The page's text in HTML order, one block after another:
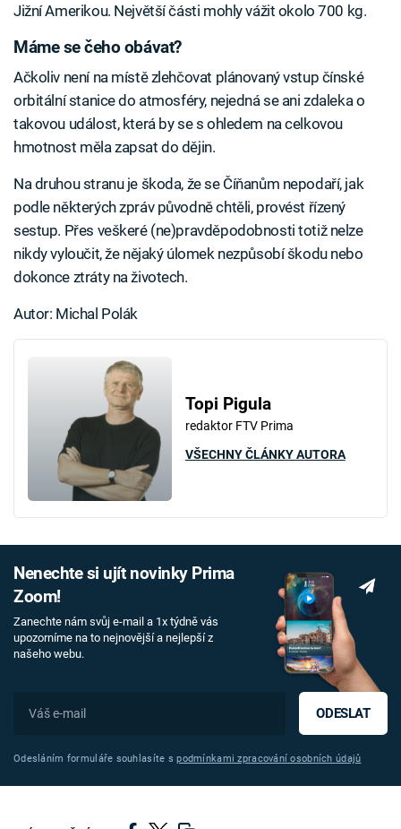
Jižní Amerikou. Největší části mohly vážit okolo 700 kg.
Máme se čeho obávat?
Ačkoliv není na místě zlehčovat plánovaný vstup čínské
orbitální stanice do atmosféry, nejedná se ani zdaleka o
takovou událost, která by se s ohledem na celkovou
hmotnost měla zapsat do dějin.
Na druhou stranu je škoda, že se Číňanům nepodaří, jak
podle některých zpráv původně chtěli, provést řízený
sestup. Přes veškeré (ne)pravděpodobnosti totiž nelze
nikdy vyloučit, že nějaký úlomek nezpůsobí škodu nebo
dokonce ztráty na životech.
Autor: Michal Polák
Topi Pigula
redaktor FTV Prima
VŠECHNY ČLÁNKY AUTORA
Nenechte si ujít novinky Prima
Zoom!
Zanechte nám svůj e-mail a 1x týdně vás
upozorníme na to nejnovější a nejlepší z
našeho webu.
ODESLAT
Odesláním formuláře souhlasíte spodmínkami zpracování osobních údajů